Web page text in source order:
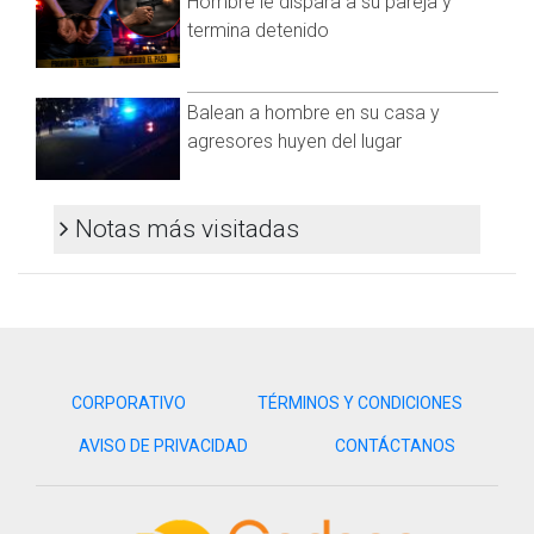
Whatsapp:@CadenaNoticias | Telegram:@CadenaNoticias
termina detenido
Balean a hombre en su casa y
agresores huyen del lugar
Notas más visitadas
CORPORATIVO TÉRMINOS Y CONDICIONES
AVISO DE PRIVACIDAD CONTÁCTANOS